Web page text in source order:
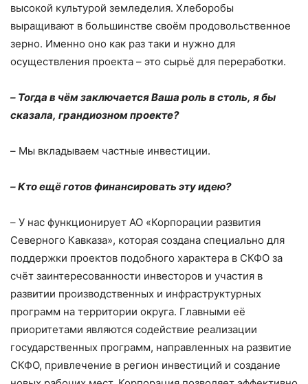
высокой культурой земледелия. Хлеборобы
выращивают в большинстве своём продовольственное
зерно. Именно оно как раз таки и нужно для
осуществления проекта – это сырьё для переработки.
– Тогда в чём заключается Ваша роль в столь, я бы
сказала, грандиозном проекте?
– Мы вкладываем частные инвестиции.
–Кто ещё готов финансировать эту идею?
– У нас функционирует АО «Корпорации развития
Северного Кавказа», которая создана специально для
поддержки проектов подобного характера в СКФО за
счёт заинтересованности инвесторов и участия в
развитии производственных и инфраструктурных
программ на территории округа. Главными её
приоритетами являются содействие реализации
государственных программ, направленных на развитие
СКФО, привлечение в регион инвестиций и создание